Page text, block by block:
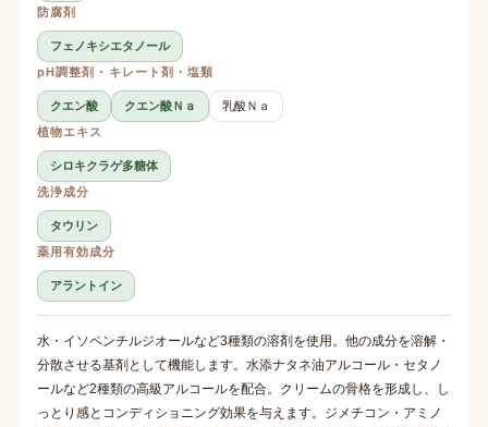
防腐剤
フェノキシエタノール
pH調整剤・キレート剤・塩類
クエン酸 クエン酸Ｎａ
乳酸Ｎａ
植物エキス
シロキクラゲ多糖体
洗浄成分
タウリン
薬用有効成分
アラントイン
水・イソペンチルジオールなど3種類の溶剤を使用。他の成分を溶解・
分散させる基剤として機能します。水添ナタネ油アルコール・セタノ
ールなど2種類の高級アルコールを配合。クリームの骨格を形成し、し
っとり感とコンディショニング効果を与えます。ジメチコン・アミノ